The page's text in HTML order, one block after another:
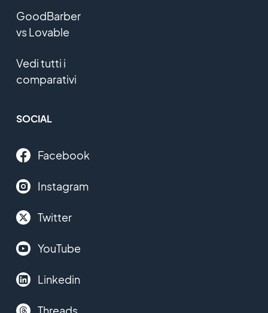
GoodBarber
vs Lovable
Vedi tutti i
comparativi
SOCIAL
Facebook
Instagram
Twitter
YouTube
Linkedin